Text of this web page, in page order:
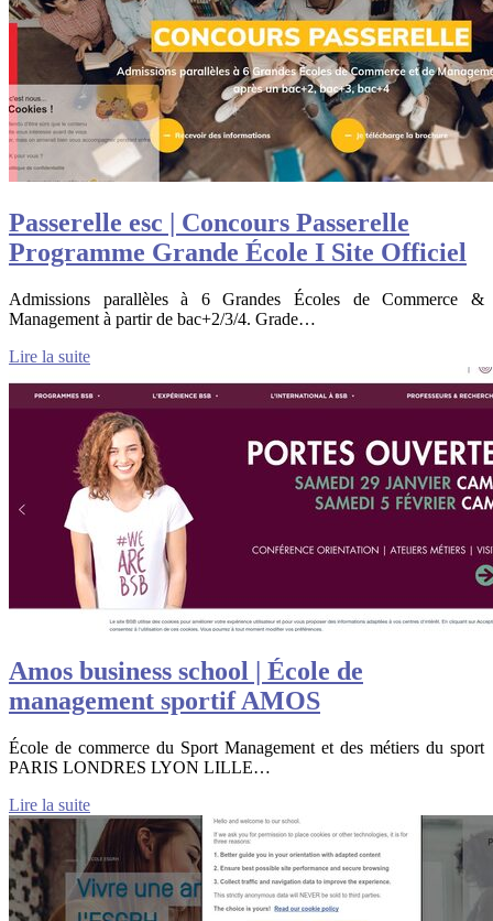
Passerelle esc | Concours Passerelle
Programme Grande École I Site Officiel
Admissions parallèles à 6 Grandes Écoles de Commerce &
Management à partir de bac+2/3/4. Grade…
Lire la suite
Amos business school | École de
management sportif AMOS
École de commerce du Sport Management et des métiers du sport
PARIS LONDRES LYON LILLE…
Lire la suite